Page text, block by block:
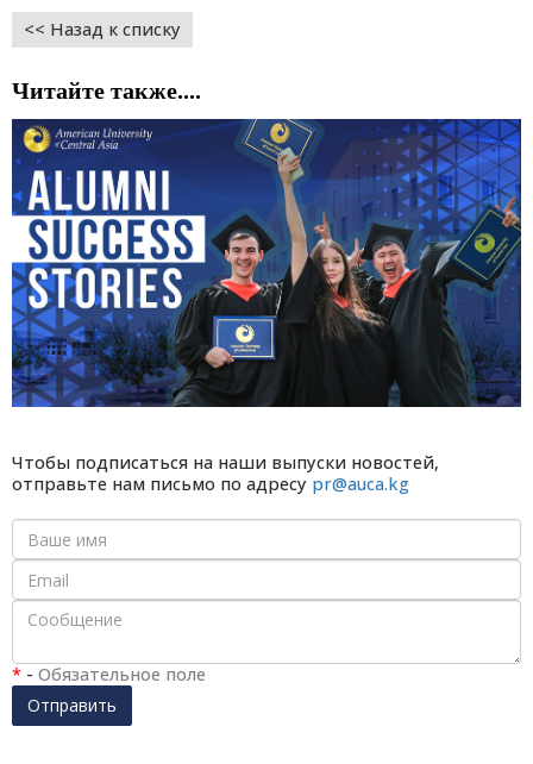
<< Назад к списку
Читайте также....
Чтобы подписаться на наши выпуски новостей,
отправьте нам письмо по адресу pr@auca.kg
* - Обязательное поле
Отправить